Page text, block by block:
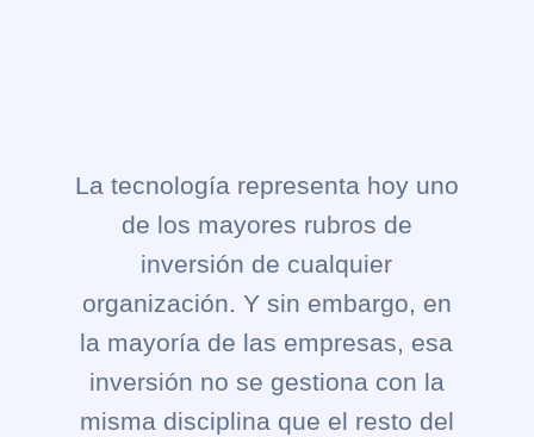
La tecnología representa hoy uno
de los mayores rubros de
inversión de cualquier
organización. Y sin embargo, en
la mayoría de las empresas, esa
inversión no se gestiona con la
misma disciplina que el resto del